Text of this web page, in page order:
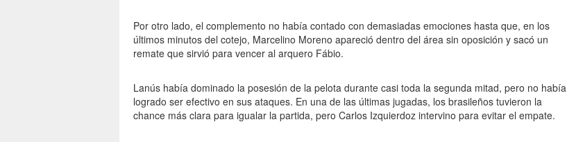
Por otro lado, el complemento no había contado con demasiadas emociones hasta que, en los
últimos minutos del cotejo, Marcelino Moreno apareció dentro del área sin oposición y sacó un
remate que sirvió para vencer al arquero Fábio.
Lanús había dominado la posesión de la pelota durante casi toda la segunda mitad, pero no había
logrado ser efectivo en sus ataques. En una de las últimas jugadas, los brasileños tuvieron la
chance más clara para igualar la partida, pero Carlos Izquierdoz intervino para evitar el empate.